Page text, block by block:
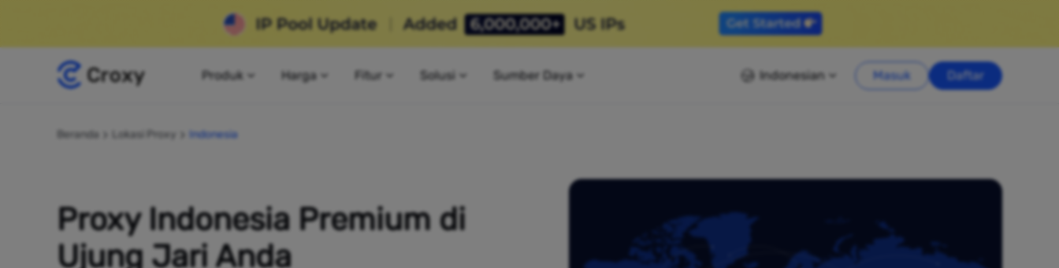
Produk Harga Fitur Solusi Sumber Daya Indonesian Masuk Daftar
Beranda Lokasi Proxy Indonesia
Proxy Indonesia Premium di
Ujung Jari Anda